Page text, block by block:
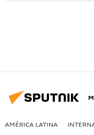
AMÉRICA LATINA